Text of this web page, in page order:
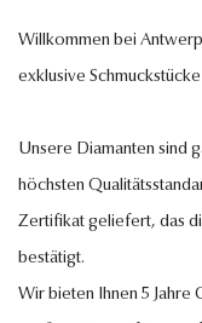
Willkommen bei
exklusive
Unsere Diamanten sind
höchsten
Zertifikat geliefert, das
bestätigt.
Wir bieten Ihnen 5 Jahre